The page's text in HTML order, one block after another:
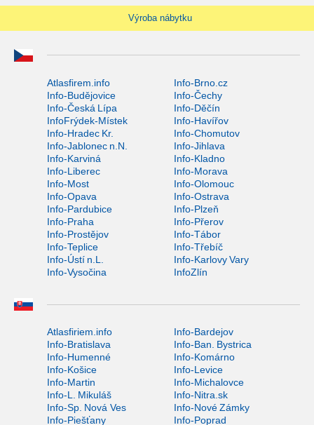
Výroba nábytku
Atlasfirem.info
Info-Brno.cz
Info-Budějovice
Info-Čechy
Info-Česká Lípa
Info-Děčín
InfoFrýdek-Místek
Info-Havířov
Info-Hradec Kr.
Info-Chomutov
Info-Jablonec n.N.
Info-Jihlava
Info-Karviná
Info-Kladno
Info-Liberec
Info-Morava
Info-Most
Info-Olomouc
Info-Opava
Info-Ostrava
Info-Pardubice
Info-Plzeň
Info-Praha
Info-Přerov
Info-Prostějov
Info-Tábor
Info-Teplice
Info-Třebíč
Info-Ústí n.L.
Info-Karlovy Vary
Info-Vysočina
InfoZlín
Atlasfiriem.info
Info-Bardejov
Info-Bratislava
Info-Ban. Bystrica
Info-Humenné
Info-Komárno
Info-Košice
Info-Levice
Info-Martin
Info-Michalovce
Info-L. Mikuláš
Info-Nitra.sk
Info-Sp. Nová Ves
Info-Nové Zámky
Info-Piešťany
Info-Poprad